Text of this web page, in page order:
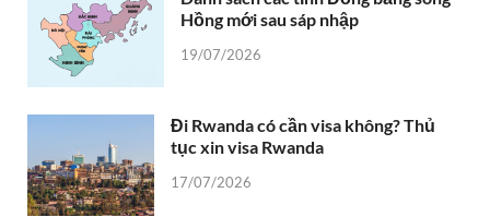
Hồng mới sau sáp nhập
19/07/2026
Đi Rwanda có cần visa không? Thủ
tục xin visa Rwanda
17/07/2026